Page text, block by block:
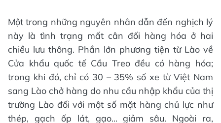
Một trong những nguyên nhân dẫn đến nghịch lý
này là tình trạng mất cân đối hàng hóa ở hai
chiều lưu thông. Phần lớn phương tiện từ Lào về
Cửa khẩu quốc tế Cầu Treo đều có hàng hóa;
trong khi đó, chỉ có 30 – 35% số xe từ Việt Nam
sang Lào chở hàng do nhu cầu nhập khẩu của thị
trường Lào đối với một số mặt hàng chủ lực như
thép, gạch ốp lát, gạo... giảm sâu. Ngoài ra,